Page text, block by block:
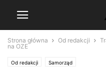
Strona główna Od redakcji
na OZE
Od redakcji Samorząd